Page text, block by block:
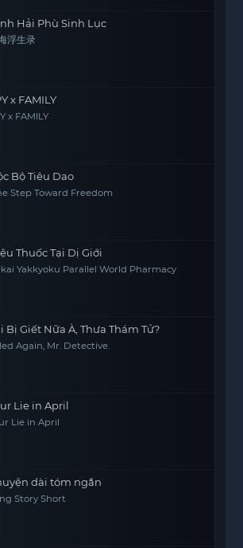
Hải Phù Sinh Lục
浮生录
x FAMILY
x FAMILY
Bộ Tiêu Dao
Step Toward Freedom
Thuốc Tại Dị Giới
Yakkyoku Parallel World Pharmacy
Bị Giết Nữa À, Thưa Thám Tử?
Again, Mr. Detective.
Lie in April
Lie in April
dài tóm ngắn
Story Short